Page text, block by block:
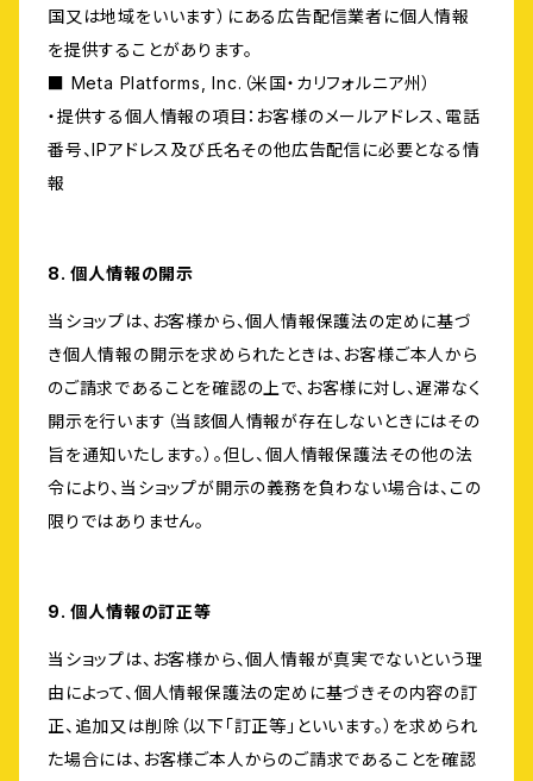
国又は地域をいいます）にある広告配信業者に個人情報
を提供することがあります。
■ Meta Platforms, Inc.（米国・カリフォルニア州）
・提供する個人情報の項目：お客様のメールアドレス、電話
番号、IPアドレス及び氏名その他広告配信に必要となる情
報
8. 個人情報の開示
当ショップは、お客様から、個人情報保護法の定めに基づ
き個人情報の開示を求められたときは、お客様ご本人から
のご請求であることを確認の上で、お客様に対し、遅滞なく
開示を行います（当該個人情報が存在しないときにはその
旨を通知いたします。）。但し、個人情報保護法その他の法
令により、当ショップが開示の義務を負わない場合は、この
限りではありません。
9. 個人情報の訂正等
当ショップは、お客様から、個人情報が真実でないという理
由によって、個人情報保護法の定めに基づきその内容の訂
正、追加又は削除（以下「訂正等」といいます。）を求められ
た場合には、お客様ご本人からのご請求であることを確認